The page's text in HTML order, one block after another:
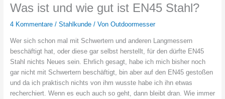
Was ist und wie gut ist EN45 Stahl?
4 Kommentare / Stahlkunde/ Von Outdoormesser
Wer sich schon mal mit Schwertern und anderen Langmessern
beschäftigt hat, oder diese gar selbst herstellt, für den dürfte EN45
Stahl nichts Neues sein. Ehrlich gesagt, habe ich mich bisher noch
gar nicht mit Schwertern beschäftigt, bin aber auf den EN45 gestoßen
und da ich praktisch nichts von ihm wusste habe ich ihn etwas
recherchiert. Wenn es euch auch so geht, dann bleibt dran. Wie immer